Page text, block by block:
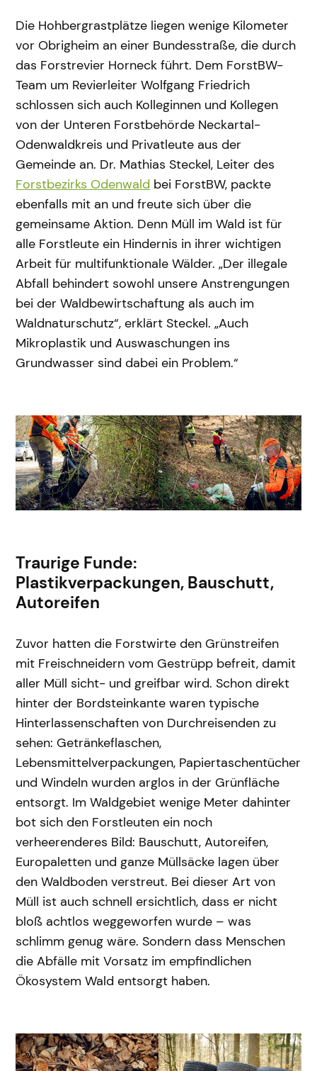
Die Hohbergrastplätze liegen wenige Kilometer
vor Obrigheim an einer Bundesstraße, die durch
das Forstrevier Horneck führt. Dem ForstBW-
Team um Revierleiter Wolfgang Friedrich
schlossen sich auch Kolleginnen und Kollegen
von der Unteren Forstbehörde Neckartal-
Odenwaldkreis und Privatleute aus der
Gemeinde an. Dr. Mathias Steckel, Leiter des
Forstbezirks Odenwald bei ForstBW, packte
ebenfalls mit an und freute sich über die
gemeinsame Aktion. Denn Müll im Wald ist für
alle Forstleute ein Hindernis in ihrer wichtigen
Arbeit für multifunktionale Wälder. „Der illegale
Abfall behindert sowohl unsere Anstrengungen
bei der Waldbewirtschaftung als auch im
Waldnaturschutz“, erklärt Steckel. „Auch
Mikroplastik und Auswaschungen ins
Grundwasser sind dabei ein Problem.“
Traurige Funde:
Plastikverpackungen, Bauschutt,
Autoreifen
Zuvor hatten die Forstwirte den Grünstreifen
mit Freischneidern vom Gestrüpp befreit, damit
aller Müll sicht- und greifbar wird. Schon direkt
hinter der Bordsteinkante waren typische
Hinterlassenschaften von Durchreisenden zu
sehen: Getränkeflaschen,
Lebensmittelverpackungen, Papiertaschentücher
und Windeln wurden arglos in der Grünfläche
entsorgt. Im Waldgebiet wenige Meter dahinter
bot sich den Forstleuten ein noch
verheerenderes Bild: Bauschutt, Autoreifen,
Europaletten und ganze Müllsäcke lagen über
den Waldboden verstreut. Bei dieser Art von
Müll ist auch schnell ersichtlich, dass er nicht
bloß achtlos weggeworfen wurde – was
schlimm genug wäre. Sondern dass Menschen
die Abfälle mit Vorsatz im empfindlichen
Ökosystem Wald entsorgt haben.